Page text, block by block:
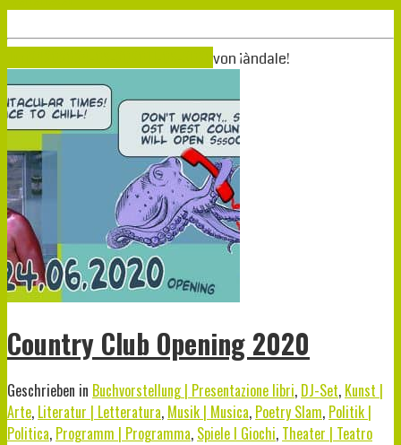
von ¡àndale!
Country Club Opening 2020
Geschrieben in Buchvorstellung | Presentazione libri, DJ-Set, Kunst |
Arte, Literatur | Letteratura, Musik | Musica, Poetry Slam, Politik |
Politica, Programm | Programma, Spiele I Giochi, Theater | Teatro